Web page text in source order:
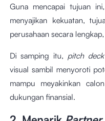
Guna mencapai tujuan
menyajikan kekuatan,
perusahaan secara
Di samping itu, pitch deck
visual sambil menyoroti
mampu meyakinkan
dukungan finansial.